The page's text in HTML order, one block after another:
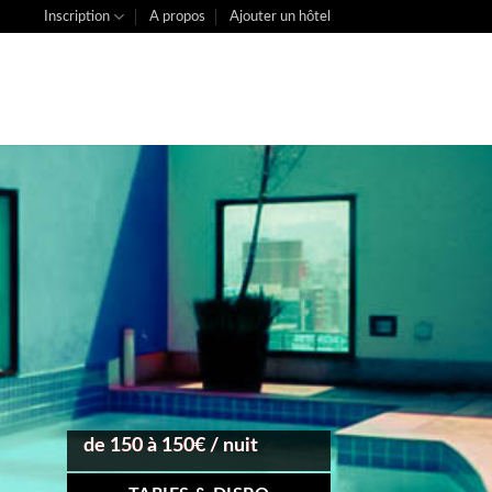
Inscription A propos Ajouter un hôtel
de 150 à 150€ / nuit